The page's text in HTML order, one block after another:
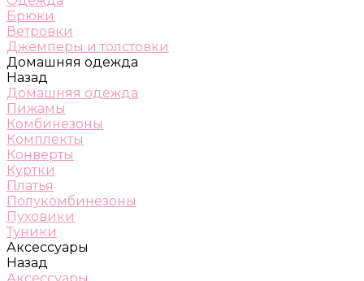
Брюки
Ветровки
Джемперы и толстовки
Домашняя одежда
Назад
Домашняя одежда
Пижамы
Комбинезоны
Комплекты
Конверты
Куртки
Платья
Полукомбинезоны
Пуховики
Туники
Аксессуары
Назад